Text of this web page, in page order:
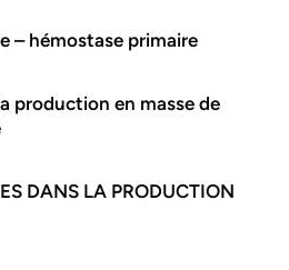
– hémostase primaire
production en masse de
DANS LA PRODUCTION